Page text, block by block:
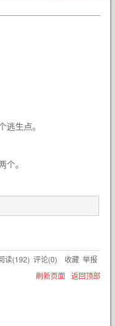
生点。
。
读(192) 评论(0) 收藏 举报
刷新页面 返回顶部